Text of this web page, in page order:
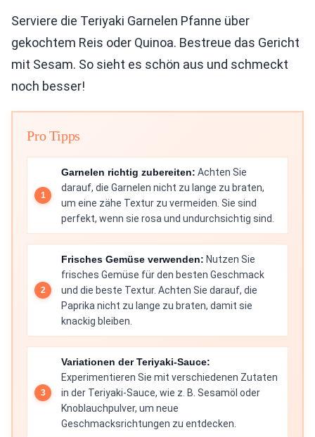
Serviere die Teriyaki Garnelen Pfanne über
gekochtem Reis oder Quinoa. Bestreue das Gericht
mit Sesam. So sieht es schön aus und schmeckt
noch besser!
Pro Tipps
Garnelen richtig zubereiten: Achten Sie
darauf, die Garnelen nicht zu lange zu braten,
um eine zähe Textur zu vermeiden. Sie sind
perfekt, wenn sie rosa und undurchsichtig sind.
Frisches Gemüse verwenden: Nutzen Sie
frisches Gemüse für den besten Geschmack
und die beste Textur. Achten Sie darauf, die
Paprika nicht zu lange zu braten, damit sie
knackig bleiben.
Variationen der Teriyaki-Sauce:
Experimentieren Sie mit verschiedenen Zutaten
in der Teriyaki-Sauce, wie z. B. Sesamöl oder
Knoblauchpulver, um neue
Geschmacksrichtungen zu entdecken.